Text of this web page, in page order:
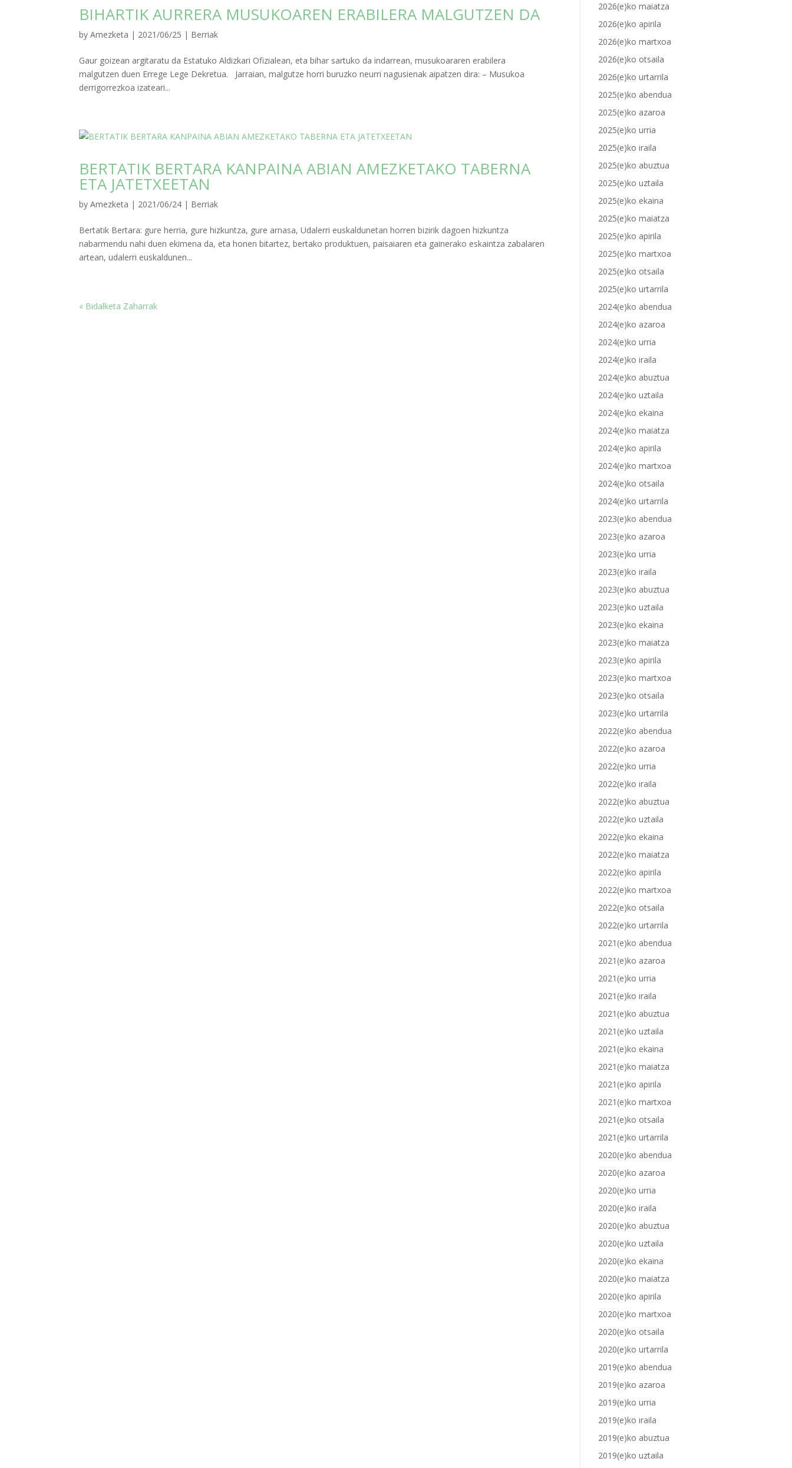
BIHARTIK AURRERA MUSUKOAREN ERABILERA MALGUTZEN DA
byAmezketa | 2021/06/25 | Berriak
Gaur goizean argitaratu da Estatuko Aldizkari Ofizialean, eta bihar sartuko da indarrean, musukoararen erabilera
malgutzen duen Errege Lege Dekretua. Jarraian, malgutze horri buruzko neurri nagusienak aipatzen dira: – Musukoa
derrigorrezkoa izateari...
BERTATIK BERTARA KANPAINA ABIAN AMEZKETAKO TABERNA
ETA JATETXEETAN
byAmezketa | 2021/06/24 | Berriak
Bertatik Bertara: gure herria, gure hizkuntza, gure arnasa, Udalerri euskaldunetan horren bizirik dagoen hizkuntza
nabarmendu nahi duen ekimena da, eta honen bitartez, bertako produktuen, paisaiaren eta gainerako eskaintza zabalaren
artean, udalerri euskaldunen...
« Bidalketa Zaharrak
2026(e)ko maiatza
2026(e)ko apirila
2026(e)ko martxoa
2026(e)ko otsaila
2026(e)ko urtarrila
2025(e)ko abendua
2025(e)ko azaroa
2025(e)ko urria
2025(e)ko iraila
2025(e)ko abuztua
2025(e)ko uztaila
2025(e)ko ekaina
2025(e)ko maiatza
2025(e)ko apirila
2025(e)ko martxoa
2025(e)ko otsaila
2025(e)ko urtarrila
2024(e)ko abendua
2024(e)ko azaroa
2024(e)ko urria
2024(e)ko iraila
2024(e)ko abuztua
2024(e)ko uztaila
2024(e)ko ekaina
2024(e)ko maiatza
2024(e)ko apirila
2024(e)ko martxoa
2024(e)ko otsaila
2024(e)ko urtarrila
2023(e)ko abendua
2023(e)ko azaroa
2023(e)ko urria
2023(e)ko iraila
2023(e)ko abuztua
2023(e)ko uztaila
2023(e)ko ekaina
2023(e)ko maiatza
2023(e)ko apirila
2023(e)ko martxoa
2023(e)ko otsaila
2023(e)ko urtarrila
2022(e)ko abendua
2022(e)ko azaroa
2022(e)ko urria
2022(e)ko iraila
2022(e)ko abuztua
2022(e)ko uztaila
2022(e)ko ekaina
2022(e)ko maiatza
2022(e)ko apirila
2022(e)ko martxoa
2022(e)ko otsaila
2022(e)ko urtarrila
2021(e)ko abendua
2021(e)ko azaroa
2021(e)ko urria
2021(e)ko iraila
2021(e)ko abuztua
2021(e)ko uztaila
2021(e)ko ekaina
2021(e)ko maiatza
2021(e)ko apirila
2021(e)ko martxoa
2021(e)ko otsaila
2021(e)ko urtarrila
2020(e)ko abendua
2020(e)ko azaroa
2020(e)ko urria
2020(e)ko iraila
2020(e)ko abuztua
2020(e)ko uztaila
2020(e)ko ekaina
2020(e)ko maiatza
2020(e)ko apirila
2020(e)ko martxoa
2020(e)ko otsaila
2020(e)ko urtarrila
2019(e)ko abendua
2019(e)ko azaroa
2019(e)ko urria
2019(e)ko iraila
2019(e)ko abuztua
2019(e)ko uztaila